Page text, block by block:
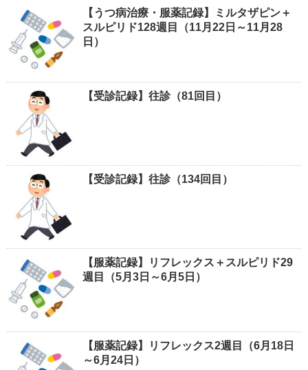
【うつ病治療・服薬記録】ミルタザピン＋
スルピリド128週目（11月22日～11月28
日）
【受診記録】往診（81回目）
【受診記録】往診（134回目）
【服薬記録】リフレックス＋スルピリド29
週目（5月3日～6月5日）
【服薬記録】リフレックス2週目（6月18日
～6月24日）